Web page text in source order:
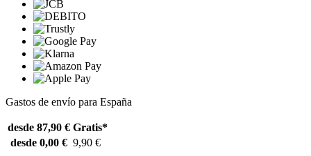
Gastos de envío para España
desde 87,90 € Gratis*
desde 0,00 € 9,90 €